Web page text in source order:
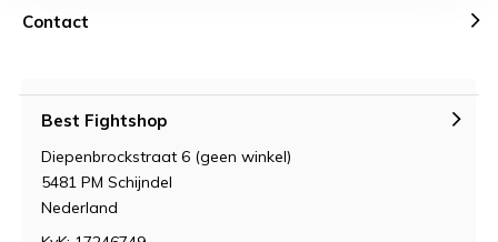
Contact
Best Fightshop
Diepenbrockstraat 6 (geen winkel)
5481 PM Schijndel
Nederland